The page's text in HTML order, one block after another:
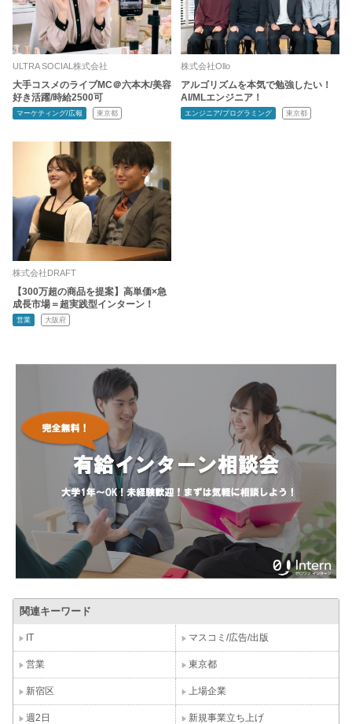
ULTRA SOCIAL株式会社
大手コスメのライブMC＠六本木/美容
好き活躍/時給2500可
マーケティング/広報 東京都
株式会社Ollo
アルゴリズムを本気で勉強したい！
AI/MLエンジニア！
エンジニア/プログラミング 東京都
株式会社DRAFT
【300万超の商品を提案】高単価×急
成長市場＝超実践型インターン！
営業 大阪府
関連キーワード
IT マスコミ/広告/出版
営業 東京都
新宿区 上場企業
週2日 新規事業立ち上げ